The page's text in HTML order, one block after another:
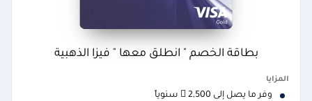
بطاقة الخصم " انطلق معها " فيزا الذهبية
المزايا
وفر ما يصل إلى 2,500  سنوياً